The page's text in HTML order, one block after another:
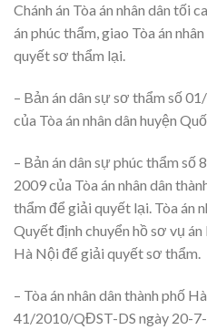
Chánh án Tòa án nhân dân tối
án phúc thẩm, giao Tòa án
quyết sơ thẩm lại.
– Bản án dân sự sơ thẩm số
của Tòa án nhân dân huyện
– Bản án dân sự phúc thẩm
2009 của Tòa án nhân dân
thẩm để giải quyết lại. Tòa án
Quyết định chuyển hồ sơ vụ án
Hà Nội để giải quyết sơ thẩm.
– Tòa án nhân dân thành phố
41/2010/QĐST-DS ngày 20-